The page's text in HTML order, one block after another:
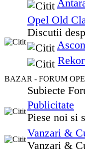
Opel Old
Discutii
BAZAR - FORUM
Subiecte
Publicitate
Piese noi si
Vanzari &
Vanzari &